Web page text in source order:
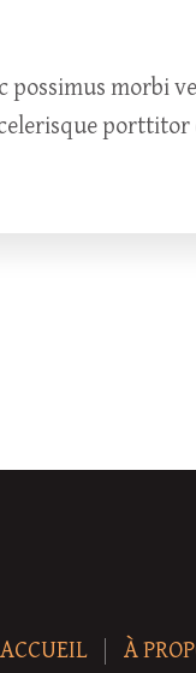
possimus morbi
ACCUEIL À